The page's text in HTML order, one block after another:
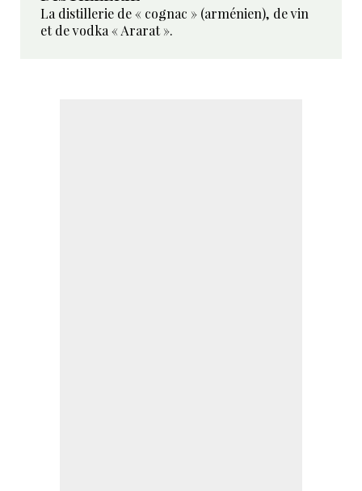
La distillerie de « cognac » (arménien), de vin
et de vodka « Ararat ».